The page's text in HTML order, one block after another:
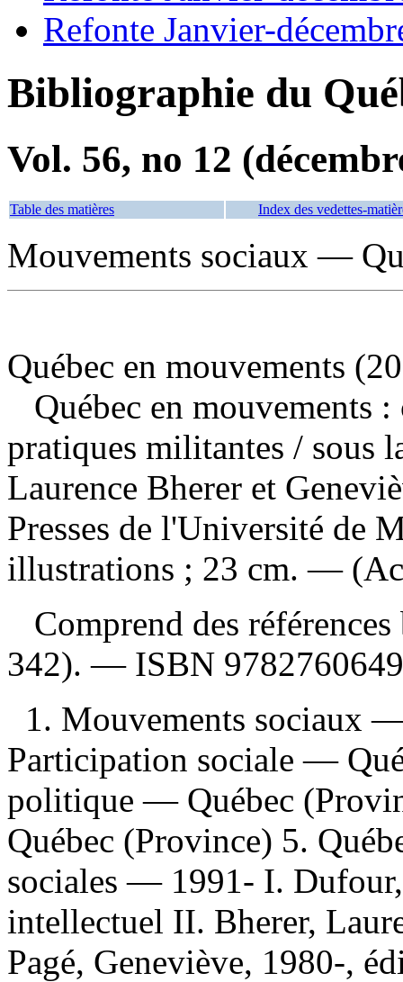
Refonte Janvier-
Bibliographie du
Vol. 56, no 12
Table des matières Index des vedettes-
Mouvements sociaux —
Québec en mouvements
Québec en mouvements
pratiques militantes / sous
Laurence Bherer et
Presses de l'Université de
illustrations ; 23 cm. —
Comprend des
342). — ISBN
1. Mouvements sociaux
Participation sociale —
politique — Québec
Québec (Province) 5.
sociales — 1991- I.
intellectuel II. Bherer,
Pagé, Geneviève, 1980-,